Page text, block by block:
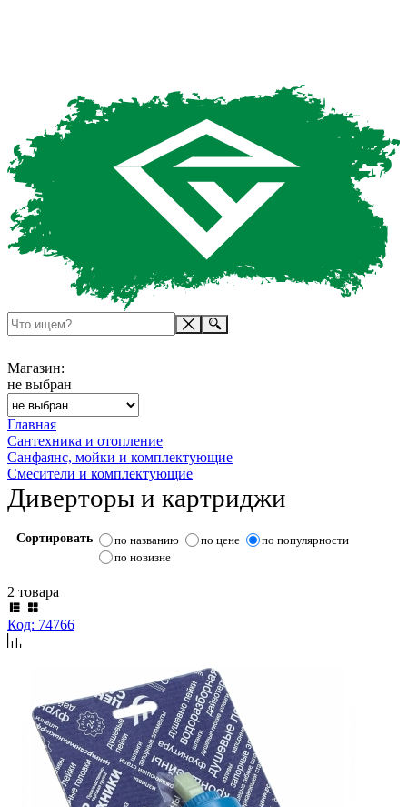
Магазин:
не выбран
Главная
Сантехника и отопление
Санфаянс, мойки и комплектующие
Смесители и комплектующие
Диверторы и картриджи
Сортировать по названию по цене
по популярности
по новизне
2 товара
Код: 74766